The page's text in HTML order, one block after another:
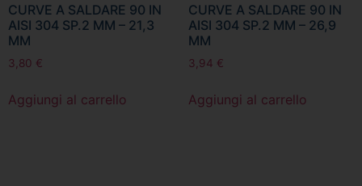
CURVE A SALDARE 90 IN
AISI 304 SP.2 MM – 21,3
MM
3,80 €
Aggiungi al carrello
CURVE A SALDARE 90 IN
AISI 304 SP.2 MM – 26,9
MM
3,94 €
Aggiungi al carrello